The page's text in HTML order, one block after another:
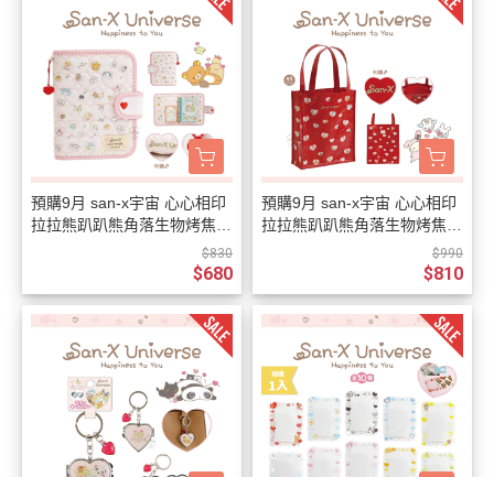
預購9月 san-x宇宙 心心相印
拉拉熊趴趴熊角落生物烤焦麵
$830
$680
預購9月 san-x宇宙 心心相印
拉拉熊趴趴熊角落生物烤焦麵
$990
$810